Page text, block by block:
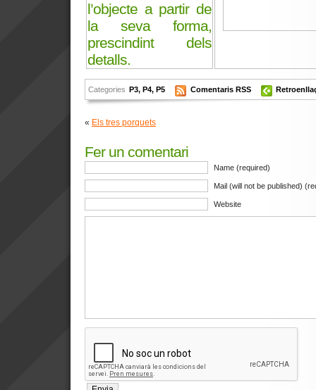
l’objecte a partir de
la seva forma,
prescindint dels
detalls.
Categories P3, P4, P5 Comentaris RSS
« Els tres porquets
Fer un comentari
Name (required)
Mail (will not be published)
Website